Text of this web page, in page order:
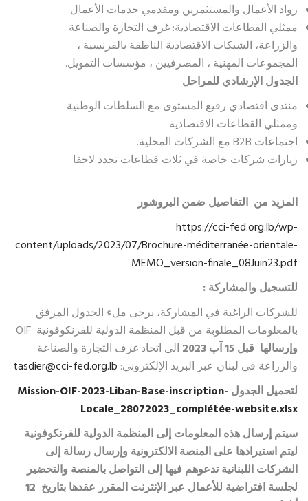
رواد الأعمال والمستثمرين ومقدمي خدمات الأعمال
ممثلي القطاعات الاقتصادية: غرف التجارة والصناعة
والزراعة، الشبكات الاقتصادية الناطقة بالفرنسية ،
المجموعات المهنية ، المصرفيين ، مؤسسات التمويل.
الجدول الإرشادي للمراحل
منتدى اقتصادي رفيع المستوى مع السلطات الوطنية
وممثلي القطاعات الاقتصادية.
اجتماعات B2B مع الشركات المحلية.
زيارات شركات خاصة في ثلاث قطاعات تحدد لاحقا
المزيد من التفاصيل ضمن البروشور
https://cci-fed.org.lb/wp-
content/uploads/2023/07/Brochure-méditerranée-orientale-
MEMO_version-finale_08Juin23.pdf
للتسجيل والمشاركة :
للشركات الراغبة في المشاركة، يرجى ملء الجدول المرفق
بالمعلومات المطلوبة من قبل المنظمة الدولية للفرنكوفونية OIF
وإرسالها قبل 15
آب
الى اتحاد غرف التجارة والصناعة
والزراعة في لبنان عبر البريد الإلكتروني: tasdier@cci-fed.org.lb
لتحميل الجدول Mission-OIF-2023-Liban-Base-inscription-
Locale_28072023_complétée-website.xlsx
سيتم إرسال هذه المعلومات إلى المنظمة الدولية للفرنكوفونية
ليتم استيرادها على المنصة الالكترونية وإرسال رسالة إلى
الشركات اللبنانية تدعوهم فيها إلى التواصل بالمنصة والتحضير
لجلسة افتراضية للأعمال عبر الإنترنت المقرر عقدها بتاريخ 12